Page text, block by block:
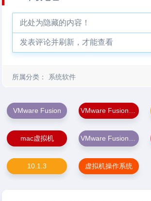
此处为隐藏的内容！
发表评论并刷新，才能查看
所属分类： 系统软件
VMware Fusion
mac虚拟机
10.1.3 虚拟机操作系统